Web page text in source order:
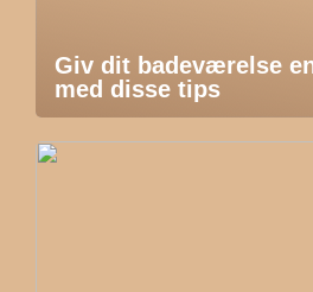
Giv dit badeværelse
med disse tips